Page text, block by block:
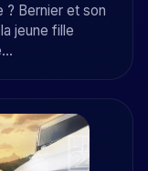
Bernier et son
jeune fille